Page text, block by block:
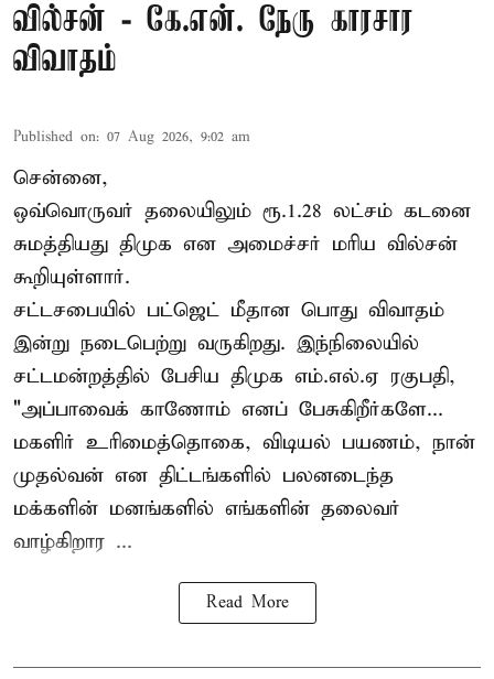
வில்சன் - கே.என். நேரு காரசார
விவாதம்
Published on: 07 Aug 2026, 9:02 am
சென்னை,
ஒவ்வொருவர் தலையிலும் ரூ.1.28 லட்சம் கடனை
சுமத்தியது திமுக என அமைச்சர் மரிய வில்சன்
கூறியுள்ளார்.
சட்டசபையில் பட்ஜெட் மீதான பொது விவாதம்
இன்று நடைபெற்று வருகிறது. இந்நிலையில்
சட்டமன்றத்தில் பேசிய திமுக எம்.எல்.ஏ ரகுபதி,
"அப்பாவைக் காணோம் எனப் பேசுகிறீர்களே...
மகளிர் உரிமைத்தொகை, விடியல் பயணம், நான்
முதல்வன் என திட்டங்களில் பலனடைந்த
மக்களின் மனங்களில் எங்களின் தலைவர்
வாழ்கிறார ...
Read More